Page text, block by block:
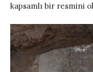
kapsamlı bir resmini